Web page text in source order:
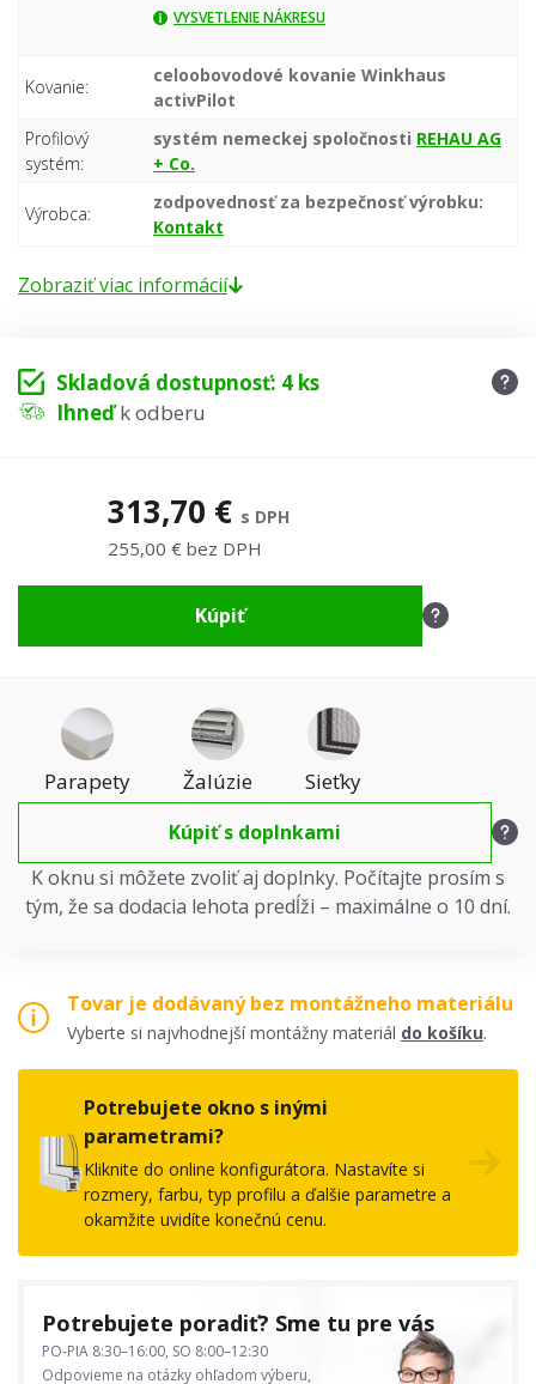
VYSVETLENIE NÁKRESU
Kovanie:
celoobovodové kovanie Winkhaus
activPilot
Profilový
systém:
systém nemeckej spoločnosti REHAU AG
+ Co.
Výrobca:
zodpovednosť za bezpečnosť výrobku:
Kontakt
Zobraziť viac informácií
Skladová dostupnosť: 4 ks
Ihneďk odberu
313,70 € s DPH
255,00 € bez DPH
Kúpiť
Parapety Žalúzie Sieťky
Kúpiť s doplnkami
K oknu si môžete zvoliť aj doplnky. Počítajte prosím s
tým, že sa dodacia lehota predĺži – maximálne o 10 dní.
Tovar je dodávaný bez montážneho materiálu
Vyberte si najvhodnejší montážny materiál do košíku.
Potrebujete okno s inými
parametrami?
Kliknite do online konfigurátora. Nastavíte si
rozmery, farbu, typ profilu a ďalšie parametre a
okamžite uvidíte konečnú cenu.
Potrebujete poradiť? Sme tu pre vás
PO-PIA 8:30–16:00, SO 8:00–12:30
Odpovieme na otázky ohľadom výberu,